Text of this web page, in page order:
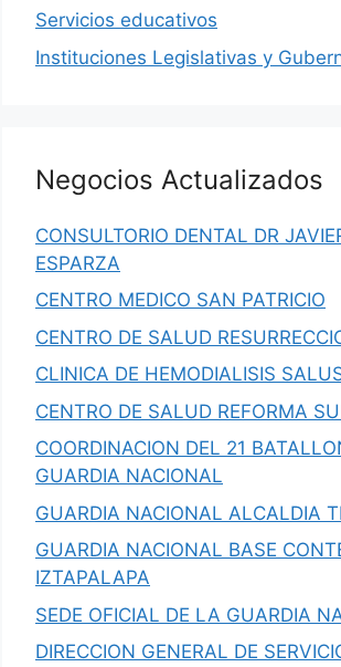
Servicios educativos
Instituciones Legislativas y
Negocios Actualizados
CONSULTORIO DENTAL DR
ESPARZA
CENTRO MEDICO SAN PATRICIO
CENTRO DE SALUD
CLINICA DE HEMODIALISIS
CENTRO DE SALUD REFORMA
COORDINACION DEL 21
GUARDIA NACIONAL
GUARDIA NACIONAL ALCALDIA
GUARDIA NACIONAL BASE
IZTAPALAPA
SEDE OFICIAL DE LA GUARDIA
DIRECCION GENERAL DE